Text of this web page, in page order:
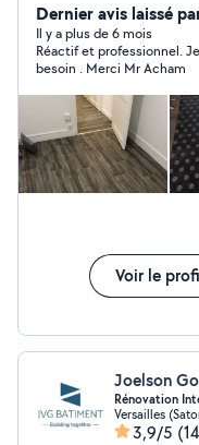
Rénovation - dépannage. Peinture,
Préparation , enduit,
dépose du papier peint. Carrelage sol et mur.
parquet
Dernier avis laissé
Il y a plus de 6 mois
Réactif et professionnel.
besoin . Merci Mr Acham
Voir le
Joelson
Rénovation
Versailles
3,9/5